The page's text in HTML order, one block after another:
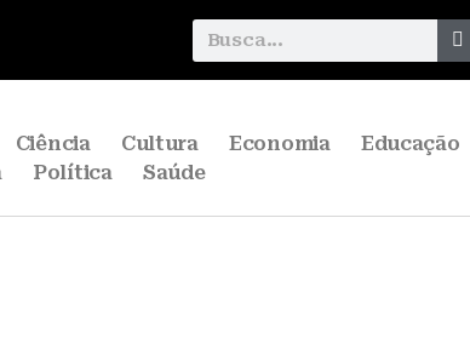
Ciência Cultura Economia
Educação
Política Saúde